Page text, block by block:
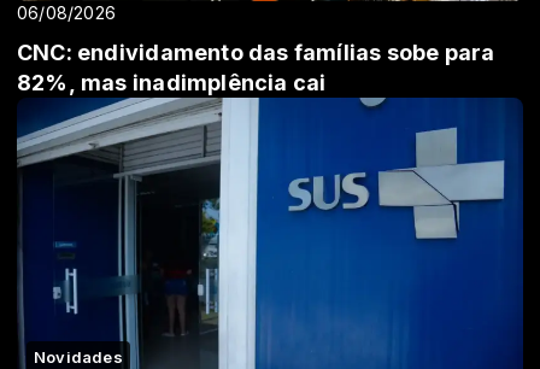
06/08/2026
CNC: endividamento das famílias sobe para
82%, mas inadimplência cai
Novidades